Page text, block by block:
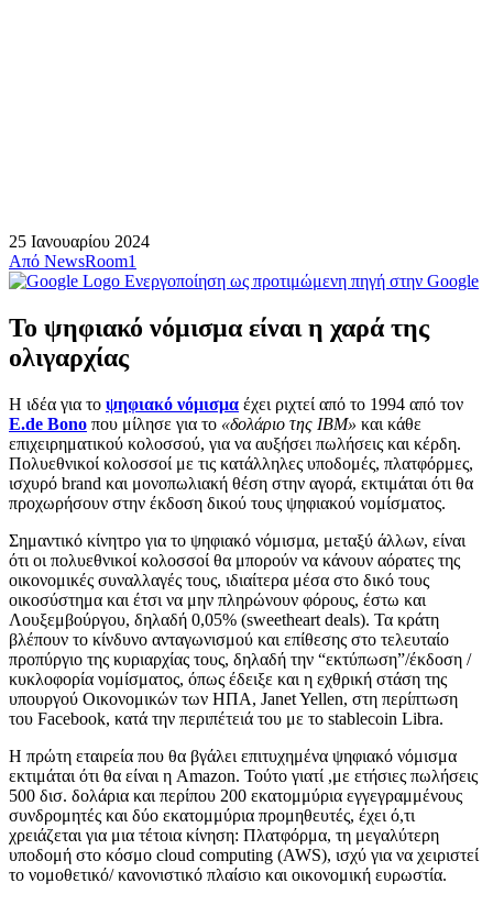
25 Ιανουαρίου 2024
Από NewsRoom1
Ενεργοποίηση ως προτιμώμενη πηγή στην Google
Το ψηφιακό νόμισμα είναι η χαρά της
ολιγαρχίας
Η ιδέα για το ψηφιακό νόμισμα έχει ριχτεί από το 1994 από τον
E.de Bono που μίλησε για το «δολάριο της IBM» και κάθε
επιχειρηματικού κολοσσού, για να αυξήσει πωλήσεις και κέρδη.
Πολυεθνικοί κολοσσοί με τις κατάλληλες υποδομές, πλατφόρμες,
ισχυρό brand και μονοπωλιακή θέση στην αγορά, εκτιμάται ότι θα
προχωρήσουν στην έκδοση δικού τους ψηφιακού νομίσματος.
Σημαντικό κίνητρο για το ψηφιακό νόμισμα, μεταξύ άλλων, είναι
ότι οι πολυεθνικοί κολοσσοί θα μπορούν να κάνουν αόρατες της
οικονομικές συναλλαγές τους, ιδιαίτερα μέσα στο δικό τους
οικοσύστημα και έτσι να μην πληρώνουν φόρους, έστω και
Λουξεμβούργου, δηλαδή 0,05% (sweetheart deals). Τα κράτη
βλέπουν το κίνδυνο ανταγωνισμού και επίθεσης στο τελευταίο
προπύργιο της κυριαρχίας τους, δηλαδή την “εκτύπωση”/έκδοση /
κυκλοφορία νομίσματος, όπως έδειξε και η εχθρική στάση της
υπουργού Οικονομικών των ΗΠΑ, Janet Yellen, στη περίπτωση
του Facebook, κατά την περιπέτειά του με το stablecoin Libra.
Η πρώτη εταιρεία που θα βγάλει επιτυχημένα ψηφιακό νόμισμα
εκτιμάται ότι θα είναι η Amazon. Τούτο γιατί ,με ετήσιες πωλήσεις
500 δισ. δολάρια και περίπου 200 εκατομμύρια εγγεγραμμένους
συνδρομητές και δύο εκατομμύρια προμηθευτές, έχει ό,τι
χρειάζεται για μια τέτοια κίνηση: Πλατφόρμα, τη μεγαλύτερη
υποδομή στο κόσμο cloud computing (AWS), ισχύ για να χειριστεί
το νομοθετικό/ κανονιστικό πλαίσιο και οικονομική ευρωστία.